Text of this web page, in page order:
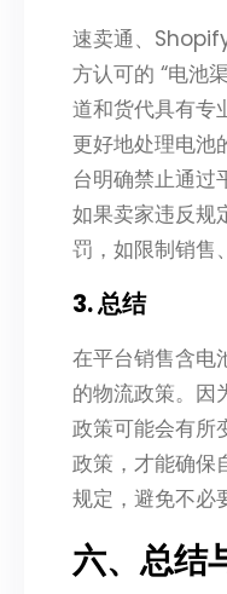
速卖通、
方认可的 “电池
道和货代具有专
更好地处理电池
台明确禁止通过
如果卖家违反规
罚，如限制销售
3. 总结
在平台销售含电
的物流政策。因
政策可能会有所
政策，才能确保
规定，避免不必
六、总结